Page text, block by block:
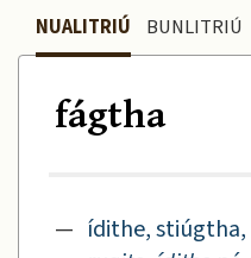
NUALITRIÚ BUNLITRIÚ
fágtha
— ídithe, stiúgtha,